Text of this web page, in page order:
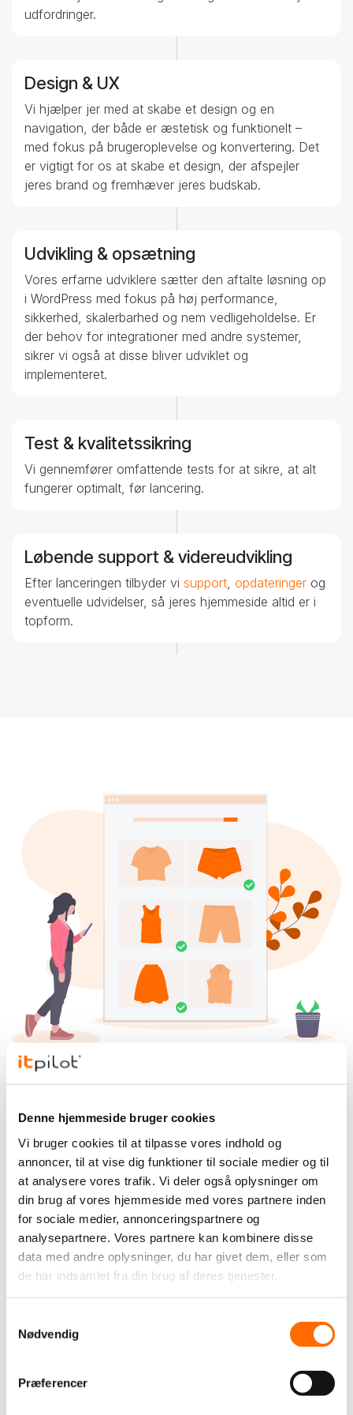
Denne hjemmeside bruger cookies
Vi bruger cookies til at tilpasse vores indhold og
annoncer, til at vise dig funktioner til sociale medier og til
at analysere vores trafik. Vi deler også oplysninger om
din brug af vores hjemmeside med vores partnere inden
for sociale medier, annonceringspartnere og
analysepartnere. Vores partnere kan kombinere disse
data med andre oplysninger, du har givet dem, eller som
de har indsamlet fra din brug af deres tjenester.
Nødvendig
Præferencer
udfordringer.
Design & UX
Vi hjælper jer med at skabe et design og en
navigation, der både er æstetisk og funktionelt –
med fokus på brugeroplevelse og konvertering. Det
er vigtigt for os at skabe et design, der afspejler
jeres brand og fremhæver jeres budskab.
3
Udvikling & opsætning
Vores erfarne udviklere sætter den aftalte løsning op
i WordPress med fokus på høj performance,
sikkerhed, skalerbarhed og nem vedligeholdelse. Er
der behov for integrationer med andre systemer,
sikrer vi også at disse bliver udviklet og
implementeret.
4
Test & kvalitetssikring
Vi gennemfører omfattende tests for at sikre, at alt
fungerer optimalt, før lancering.
5
Løbende support & videreudvikling
Efter lanceringen tilbyder vi support opdateringer og
eventuelle udvidelser, så jeres hjemmeside altid er i
topform.
Få en WordPress webshop med
WooCommerce
Som WordPress bureau tilbyder vi naturligvis også at
udvikle webshops i WooCommerce
– en af verdens mest
populære e-handelsløsninger, der bygger på WordPress.
WooCommerce gør det muligt at skabe en fleksibel og
skalerbar webshop, som kan tilpasses netop jeres
produkter, forretningsmodel og målgruppe.
Hos itpilot får I ikke blot en standardløsning. Vi udvikler
WooCommerce-webshops, der tager højde for både
konverteringsoptimering, brugervenlighed og den tekniske
løsning, der ikke bare ser godt ud, men også performer –
både for jeres kunder og internt i jeres virksomhed.